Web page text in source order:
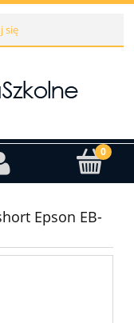
się
Epson EB-